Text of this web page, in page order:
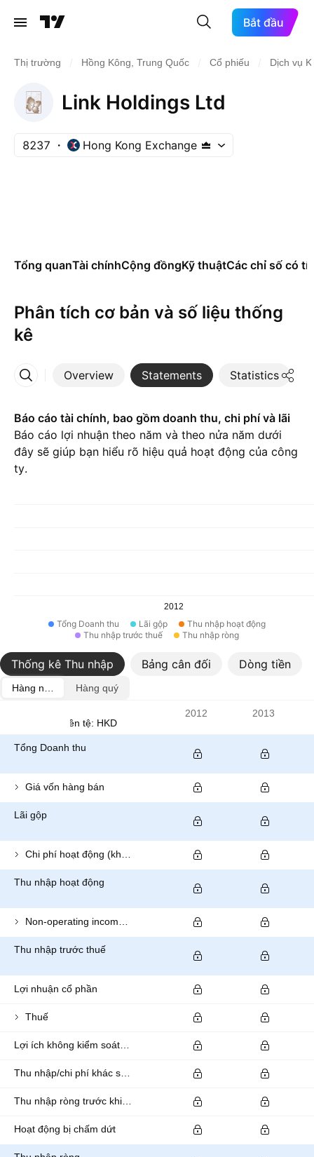
Bắt đầu
Thị trường Hồng Kông, Trung Quốc Cổ phiếu Dịch vụ
Link Holdings Ltd
8237 Hong Kong Exchange
Tổng quanTài chínhCộng đồngKỹ thuậtCác chỉ số có
Phân tích cơ bản và số liệu thống
kê
Overview Statements Statistics
More
Báo cáo tài chính, bao gồm doanh thu, chi phí và lãi
Báo cáo lợi nhuận theo năm và theo nửa năm dưới
đây sẽ giúp bạn hiểu rõ hiệu quả hoạt động của công
ty.
2012
Tổng Doanh thu Lãi gộp
Thu nhập hoạt động
Thu nhập trước thuế
Thu nhập ròng
Thống kê Thu nhập Bảng cân đối Dòng tiền
Hàng năm Hàng quý
Đơn vị tiền tệ: HKD
2012 2013
Tổng Doanh thu
Giá vốn hàng bán
Lãi gộp
Thu nhập hoạt động
Thu nhập trước thuế
Lợi nhuận cổ phần
Thuế
Hoạt động bị chấm dứt